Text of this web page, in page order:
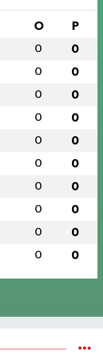
O P
0 0
0 0
0 0
0 0
0 0
0 0
0 0
0 0
0 0
0 0